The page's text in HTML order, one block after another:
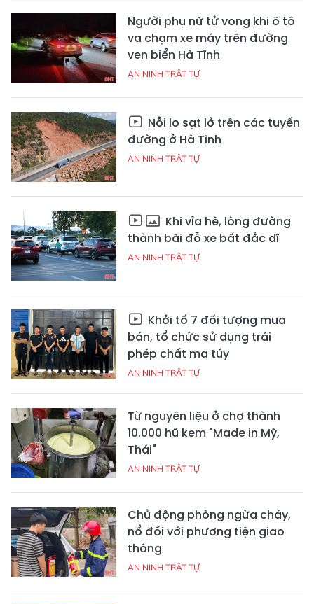
Người phụ nữ tử vong khi ô tô
va chạm xe máy trên đường
ven biển Hà Tĩnh
AN NINH TRẬT TỰ
Nỗi lo sạt lở trên các tuyến
đường ở Hà Tĩnh
AN NINH TRẬT TỰ
Khi vỉa hè, lòng đường
thành bãi đỗ xe bất đắc dĩ
AN NINH TRẬT TỰ
Khởi tố 7 đối tượng mua
bán, tổ chức sử dụng trái
phép chất ma túy
AN NINH TRẬT TỰ
Từ nguyên liệu ở chợ thành
10.000 hũ kem "Made in Mỹ,
Thái"
AN NINH TRẬT TỰ
Chủ động phòng ngừa cháy,
nổ đối với phương tiện giao
thông
AN NINH TRẬT TỰ